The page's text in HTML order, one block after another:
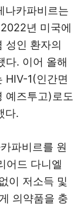
나카파비르는
년 미국에
성인 환자의
다. 이어 올해
HIV-1(인간면
예즈투고)로도
다.
파비르를 원
어드 다니엘
이 저소득 및
의약품을 충